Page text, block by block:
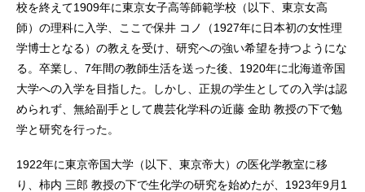
校を終えて1909年に東京女子高等師範学校（以下、東京女高
師）の理科に入学、ここで保井 コノ（1927年に日本初の女性理
学博士となる）の教えを受け、研究への強い希望を持つようにな
る。卒業し、7年間の教師生活を送った後、1920年に北海道帝国
大学への入学を目指した。しかし、正規の学生としての入学は認
められず、無給副手として農芸化学科の近藤 金助 教授の下で勉
学と研究を行った。
1922年に東京帝国大学（以下、東京帝大）の医化学教室に移
り、柿内 三郎 教授の下で生化学の研究を始めたが、1923年9月1